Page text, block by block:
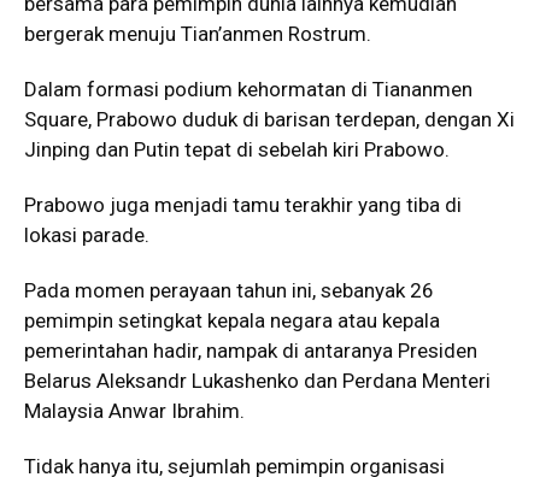
bergerak menuju Tian’anmen Rostrum.
Dalam formasi podium kehormatan di Tiananmen
Square, Prabowo duduk di barisan terdepan, dengan Xi
Jinping dan Putin tepat di sebelah kiri Prabowo.
Prabowo juga menjadi tamu terakhir yang tiba di
lokasi parade.
Pada momen perayaan tahun ini, sebanyak 26
pemimpin setingkat kepala negara atau kepala
pemerintahan hadir, nampak di antaranya Presiden
Belarus Aleksandr Lukashenko dan Perdana Menteri
Malaysia Anwar Ibrahim.
Tidak hanya itu, sejumlah pemimpin organisasi